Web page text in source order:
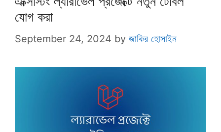
যোগ করা
September 24, 2024 by জাকির হোসাইন